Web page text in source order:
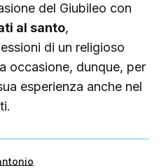
del Giubileo con
al santo,
di un religioso
occasione, dunque, per
esperienza anche nel